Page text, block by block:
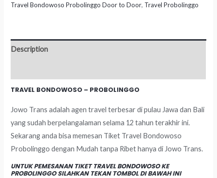
Travel Bondowoso Probolinggo Door to Door, Travel Probolinggo
Description
TRAVEL BONDOWOSO – PROBOLINGGO
Jowo Trans adalah agen travel terbesar di pulau Jawa dan Bali
yang sudah berpelangalaman selama 12 tahun terakhir ini.
Sekarang anda bisa memesan Tiket Travel Bondowoso
Probolinggo dengan Mudah tanpa Ribet hanya di Jowo Trans.
UNTUK PEMESANAN TIKET TRAVEL BONDOWOSO KE
PROBOLINGGO SILAHKAN TEKAN TOMBOL DI BAWAH INI